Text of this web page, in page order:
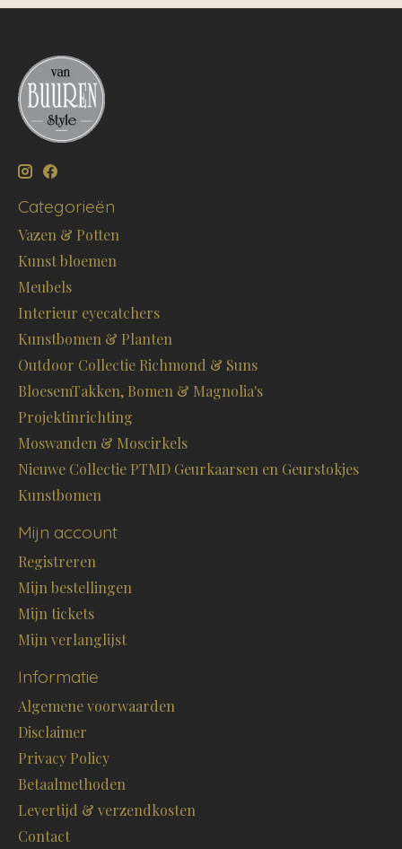
Categorieën
Vazen & Potten
Kunst bloemen
Meubels
Interieur eyecatchers
Kunstbomen & Planten
Outdoor Collectie Richmond & Suns
BloesemTakken, Bomen & Magnolia's
Projektinrichting
Moswanden & Moscirkels
Nieuwe Collectie PTMD Geurkaarsen en Geurstokjes
Kunstbomen
Mijn account
Registreren
Mijn bestellingen
Mijn tickets
Mijn verlanglijst
Informatie
Algemene voorwaarden
Disclaimer
Privacy Policy
Betaalmethoden
Levertijd & verzendkosten
Contact